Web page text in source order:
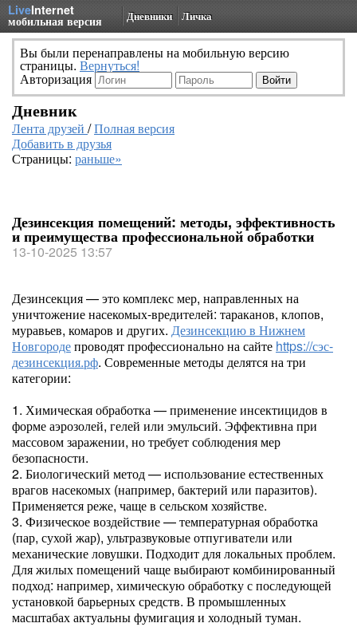
LiveInternet
мобильная версия Дневники Личка
Вы были перенаправлены на мобильную версию
страницы. Вернуться!
Авторизация
Дневник
Лента друзей /Полная версия
Добавить в друзья
Страницы: раньше»
Дезинсекция помещений: методы, эффективность
и преимущества профессиональной обработки
13-10-2025 13:57
Дезинсекция — это комплекс мер, направленных на
уничтожение насекомых-вредителей: тараканов, клопов,
муравьев, комаров и других. Дезинсекцию в Нижнем
Новгородепроводят профессионально на сайте https://сэс-
дезинсекция.рф. Современные методы делятся на три
категории:
1. Химическая обработка — применение инсектицидов в
форме аэрозолей, гелей или эмульсий. Эффективна при
массовом заражении, но требует соблюдения мер
безопасности.
2. Биологический метод — использование естественных
врагов насекомых (например, бактерий или паразитов).
Применяется реже, чаще в сельском хозяйстве.
3. Физическое воздействие — температурная обработка
(пар, сухой жар), ультразвуковые отпугиватели или
механические ловушки. Подходит для локальных проблем.
Для жилых помещений чаще выбирают комбинированный
подход: например, химическую обработку с последующей
установкой барьерных средств. В промышленных
масштабах актуальны фумигация и холодный туман.